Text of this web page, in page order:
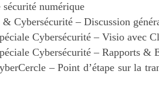
numérique
& Cybersécurité – Discussion
Cybersécurité – Visio avec
Cybersécurité – Rapports &
– Point d’étape sur la